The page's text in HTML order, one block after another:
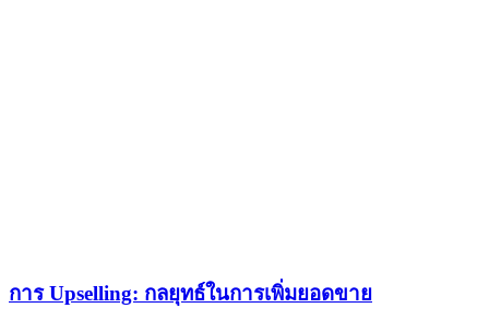
การ Upselling: กลยุทธ์ในการเพิ่มยอดขาย